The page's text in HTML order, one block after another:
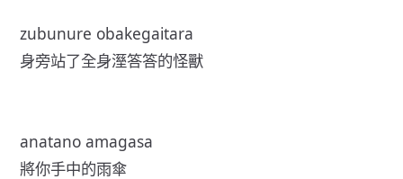
zubunure obakegaitara
身旁站了全身溼答答的怪獸
anatano amagasa
將你手中的雨傘